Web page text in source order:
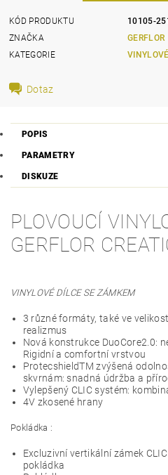
KÓD PRODUKTU
10105-
ZNAČKA
GERFLOR
KATEGORIE
Dotaz
POPIS
PARAMETRY
DISKUZE
PLOVOUCÍ
GERFLOR
VINYLOVÉ DÍLCE SE ZÁMKEM
3 různé formáty, také ve
realizmus
Nová konstrukce DuoCore2.0:
Rigidní a comfortní vrstvou
ProtecshieldTM zvýšená
skvrnám: snadná údržba a
Vylepšený CLIC systém:
4V zkosené hrany
Pokládka :
Excluzivní vertikální zámek
pokládka